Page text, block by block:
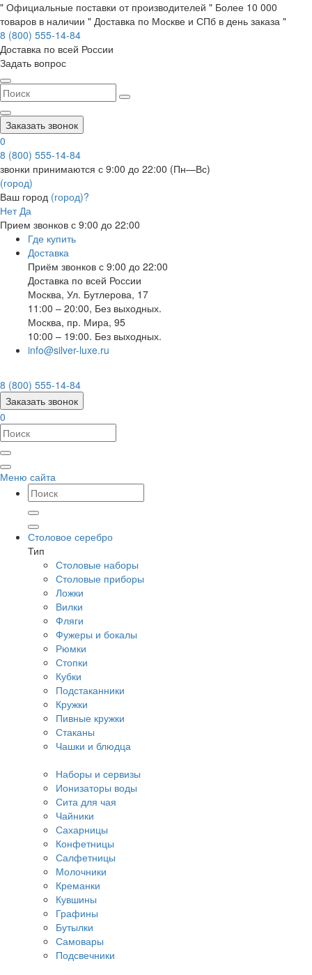
" Официальные поставки от производителей " Более 10 000
товаров в наличии " Доставка по Москве и СПб в день заказа "
8 (800) 555-14-84
Доставка по всей России
Задать вопрос
Заказать звонок
0
8 (800) 555-14-84
звонки принимаются с 9:00 до 22:00 (Пн—Вс)
(город)
Ваш город (город)?
Нет Да
Прием звонков с 9:00 до 22:00
Где купить
Доставка
Приём звонков с 9:00 до 22:00
Доставка по всей России
Москва, Ул. Бутлерова, 17
11:00 – 20:00, Без выходных.
Москва, пр. Мира, 95
10:00 – 19:00. Без выходных.
info@silver-luxe.ru
8 (800) 555-14-84
Заказать звонок
0
Меню сайта
Столовое серебро
Тип
Столовые наборы
Столовые приборы
Ложки
Вилки
Фляги
Фужеры и бокалы
Рюмки
Стопки
Кубки
Подстаканники
Кружки
Пивные кружки
Стаканы
Чашки и блюдца
Наборы и сервизы
Ионизаторы воды
Сита для чая
Чайники
Сахарницы
Конфетницы
Салфетницы
Молочники
Креманки
Кувшины
Графины
Бутылки
Самовары
Подсвечники